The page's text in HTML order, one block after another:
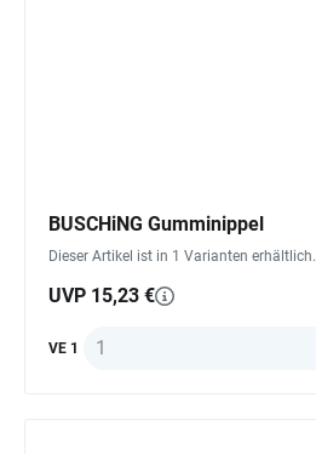
BUSCHiNG Gumminippel
Dieser Artikel ist in 1 Varianten erhältlich.
UVP 15,23 €
VE 1 Anzahl